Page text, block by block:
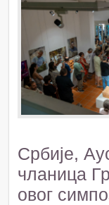
Србије,
чланица
овог